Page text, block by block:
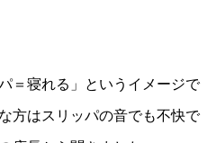
＝寝れる」というイメージで
方はスリッパの音でも不快で